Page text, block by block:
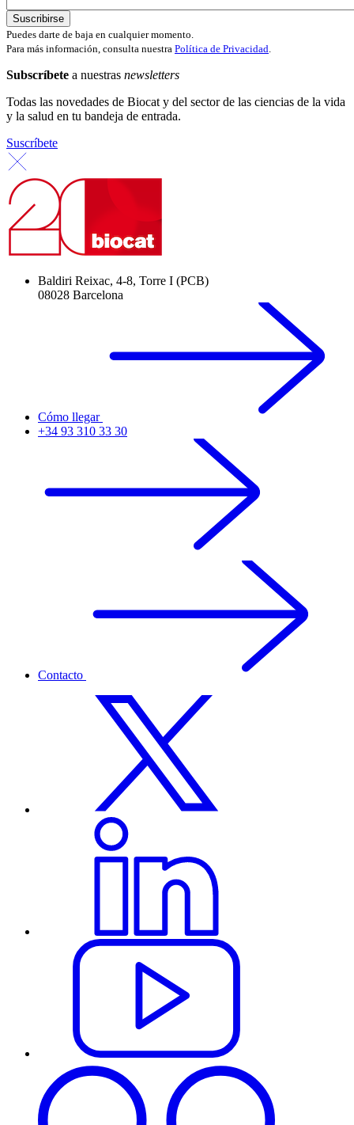
Puedes darte de baja en cualquier momento.
Para más información, consulta nuestra Política de Privacidad
Subscríbete a nuestras newsletters
Todas las novedades de Biocat y del sector de las ciencias de la vida
y la salud en tu bandeja de entrada.
Suscríbete
Baldiri Reixac, 4-8, Torre I (PCB)
08028 Barcelona
Cómo llegar
+34 93 310 33 30
Contacto